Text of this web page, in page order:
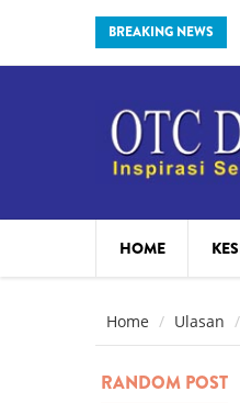
Skip to main content
BREAKING NEWS
HOME
Home Ulasan
RANDOM POST